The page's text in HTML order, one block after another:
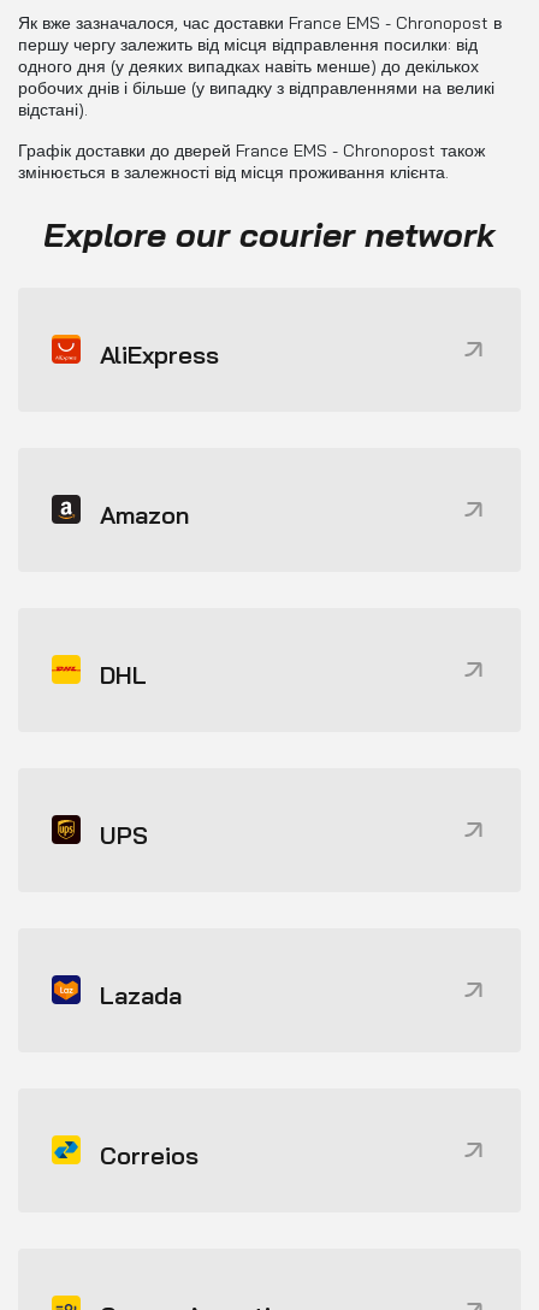
Як вже зазначалося, час доставки France EMS - Chronopost в
першу чергу залежить від місця відправлення посилки: від
одного дня (у деяких випадках навіть менше) до декількох
робочих днів і більше (у випадку з відправленнями на великі
відстані).
Графік доставки до дверей France EMS - Chronopost також
змінюється в залежності від місця проживання клієнта.
Explore our courier network
AliExpress
Amazon
DHL
UPS
Lazada
Correios